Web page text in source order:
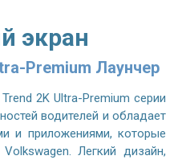
экран
Premium Лаунчер
2K Ultra-Premium серии
водителей и обладает
и приложениями, которые
Легкий дизайн,